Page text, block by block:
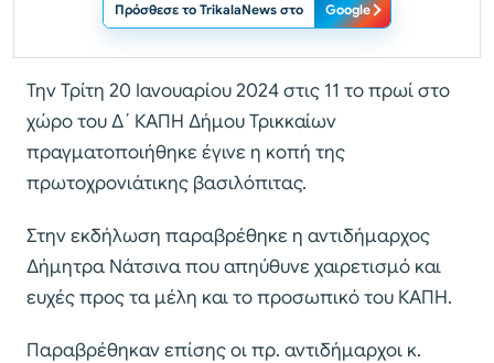
Πρόσθεσε το TrikalaNews στο Google
Την Τρίτη 20 Ιανουαρίου 2024 στις 11 το πρωί στο
χώρο του Δ΄ ΚΑΠΗ Δήμου Τρικκαίων
πραγματοποιήθηκε έγινε η κοπή της
πρωτοχρονιάτικης βασιλόπιτας.
Στην εκδήλωση παραβρέθηκε η αντιδήμαρχος
Δήμητρα Νάτσινα που απηύθυνε χαιρετισμό και
ευχές προς τα μέλη και το προσωπικό του ΚΑΠΗ.
Παραβρέθηκαν επίσης οι πρ. αντιδήμαρχοι κ.